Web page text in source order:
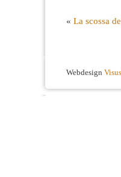
« La scossa
Webdesign Visus